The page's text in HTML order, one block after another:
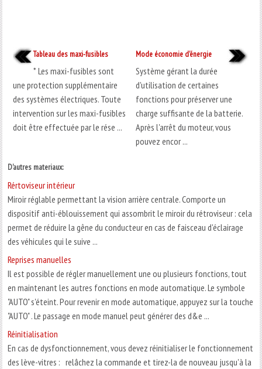
Tableau des maxi-fusibles
* Les maxi-fusibles sont
une protection supplémentaire
des systèmes électriques. Toute
intervention sur les maxi-fusibles
doit être effectuée par le rése ...
Mode économie d'énergie
Système gérant la durée
d'utilisation de certaines
fonctions pour préserver une
charge suffisante de la batterie.
Après l'arrêt du moteur, vous
pouvez encor ...
D'autres materiaux:
Rértoviseur intérieur
Miroir réglable permettant la vision arrière centrale. Comporte un
dispositif anti-éblouissement qui assombrit le miroir du rétroviseur : cela
permet de réduire la gêne du conducteur en cas de faisceau d'éclairage
des véhicules qui le suive ...
Reprises manuelles
Il est possible de régler manuellement une ou plusieurs fonctions, tout
en maintenant les autres fonctions en mode automatique. Le symbole
"AUTO" s'éteint. Pour revenir en mode automatique, appuyez sur la touche
"AUTO" . Le passage en mode manuel peut générer des d&e ...
Réinitialisation
En cas de dysfonctionnement, vous devez réinitialiser le fonctionnement
des lève-vitres : relâchez la commande et tirez-la de nouveau jusqu'à la